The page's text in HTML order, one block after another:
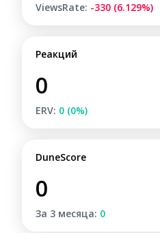
ViewsRate: -330 (6.129%)
Реакций
0
ERV: 0 (0%)
DuneScore
0
За 3 месяца: 0